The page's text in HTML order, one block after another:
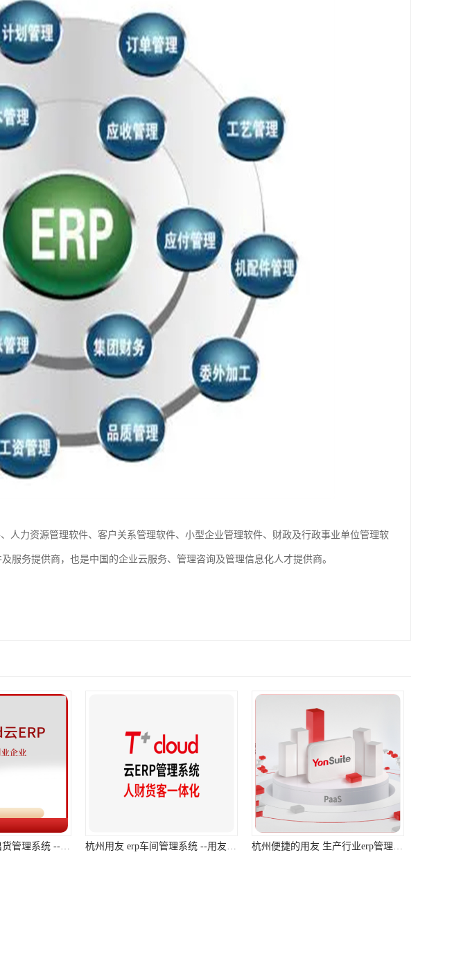
人力资源管理软件、客户关系管理软件、小型企业管理软件、财政及行政事业单位管理软
服务提供商，也是中国的企业云服务、管理咨询及管理信息化人才提供商。
杭州用友 erp车间管理系统 --用友服务中心 杭州便捷的用友 生产行业erp管理系统免费下载 浙江实用的用友 电商系统erp --用友浙江服务